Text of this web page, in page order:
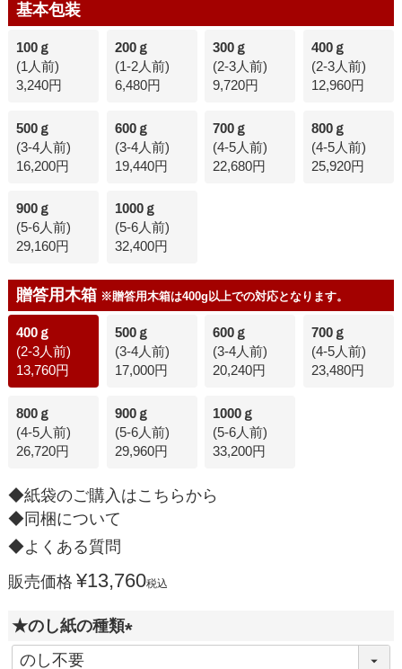
基本包装
100ｇ
(1人前)
3,240円
200ｇ
(1-2人前)
6,480円
300ｇ
(2-3人前)
9,720円
400ｇ
(2-3人前)
12,960円
500ｇ
(3-4人前)
16,200円
600ｇ
(3-4人前)
19,440円
700ｇ
(4-5人前)
22,680円
800ｇ
(4-5人前)
25,920円
900ｇ
(5-6人前)
29,160円
1000ｇ
(5-6人前)
32,400円
贈答用木箱 ※贈答用木箱は400g以上での対応となります。
400ｇ
(2-3人前)
13,760円
500ｇ
(3-4人前)
17,000円
600ｇ
(3-4人前)
20,240円
700ｇ
(4-5人前)
23,480円
800ｇ
(4-5人前)
26,720円
900ｇ
(5-6人前)
29,960円
1000ｇ
(5-6人前)
33,200円
◆紙袋のご購入はこちらから
◆同梱について
◆よくある質問
販売価格 ¥13,760税込
★のし紙の種類